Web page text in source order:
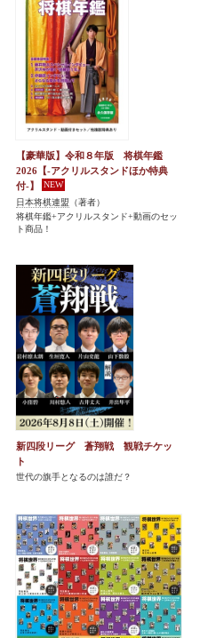
【豪華版】令和８年版 将棋年鑑
2026【-アクリルスタンドほか特典
付-】
日本将棋連盟 （著者）
将棋年鑑+アクリルスタンド+動画のセッ
ト商品！
新四段リーグ 蒼翔戦 観戦チケッ
ト
世代の旗手となるのは誰だ？